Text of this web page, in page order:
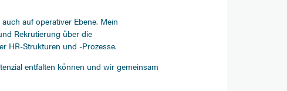
auf operativer Ebene. Mein
Rekrutierung über die
HR-Strukturen und -Prozesse.
entfalten können und wir gemeinsam